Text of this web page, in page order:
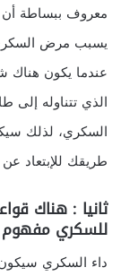
معروف ببساطة أن
يسبب مرض
عندما يكون
الذي تتناوله
السكري، لذلك
طريقك للإبتعاد
ثانيا : هناك
للسكري
داء السكري